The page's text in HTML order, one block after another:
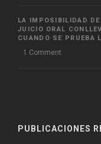
LA IMPOSIBILIDAD DE
JUICIO ORAL
CUANDO SE PRUEBA
1 Comment
PUBLICACIONES